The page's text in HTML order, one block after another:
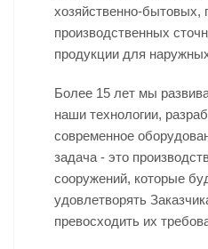
хозяйственно-бытовых,
производственных
продукции для
Более 15 лет мы
наши технологии,
современное
задача - это
сооружений, которые
удовлетворять
превосходить их